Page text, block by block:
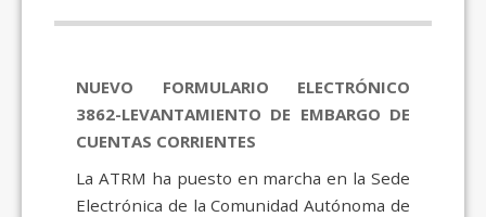
NUEVO FORMULARIO ELECTRÓNICO
3862-LEVANTAMIENTO DE EMBARGO DE
CUENTAS CORRIENTES
La ATRM ha puesto en marcha en la Sede
Electrónica de la Comunidad Autónoma de